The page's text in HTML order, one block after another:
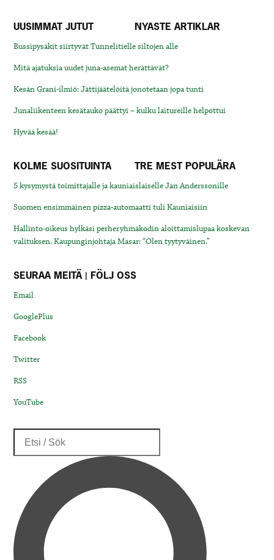
UUSIMMAT JUTUT NYASTE ARTIKLAR
Bussipysäkit siirtyvät Tunnelitielle siltojen alle
Mitä ajatuksia uudet juna-asemat herättävät?
Kesän Grani-ilmiö: Jättijäätelöitä jonotetaan jopa tunti
Junaliikenteen kesätauko päättyi – kulku laitureille helpottui
Hyvää kesää!
KOLME SUOSITUINTA TRE MEST POPULÄRA
5 kysymystä toimittajalle ja kauniaislaiselle Jan Anderssonille
Suomen ensimmäinen pizza-automaatti tuli Kauniaisiin
Hallinto-oikeus hylkäsi perheryhmäkodin aloittamislupaa koskevan
valituksen. Kaupunginjohtaja Masar: “Olen tyytyväinen.”
SEURAA MEITÄ | FÖLJ OSS
Email
GooglePlus
Facebook
Twitter
RSS
YouTube